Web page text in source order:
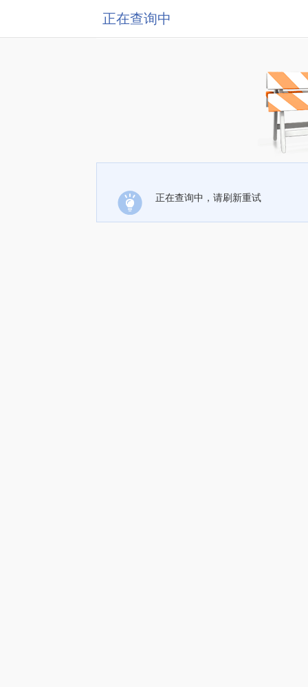
正在查询中
正在查询中，请刷新重试